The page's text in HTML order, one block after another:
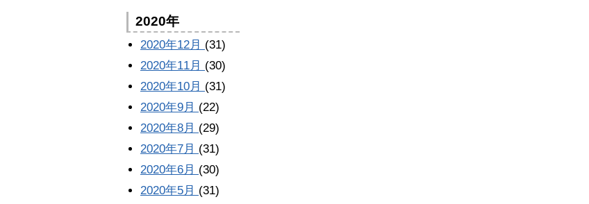
2020年
2020年12月 (31)
2020年11月 (30)
2020年10月 (31)
2020年9月 (22)
2020年8月 (29)
2020年7月 (31)
2020年6月 (30)
2020年5月 (31)